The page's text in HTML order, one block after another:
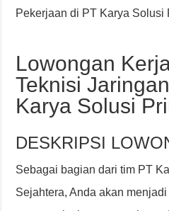
Pekerjaan di PT Karya Solusi
Lowongan
Teknisi
Karya Solusi
DESKRIPSI
Sebagai bagian dari tim PT
Sejahtera, Anda akan